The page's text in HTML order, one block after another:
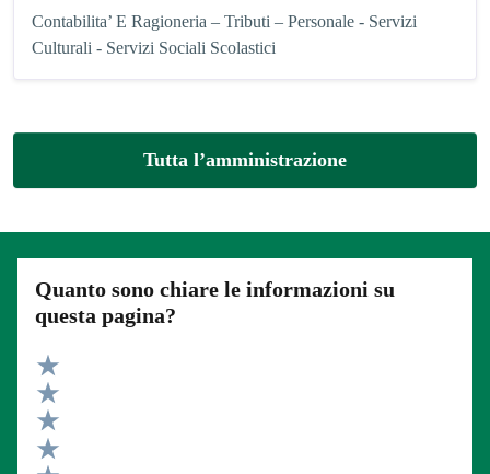
Contabilita’ E Ragioneria – Tributi – Personale - Servizi
Culturali - Servizi Sociali Scolastici
Tutta l’amministrazione
Quanto sono chiare le informazioni su
questa pagina?
Valuta 5 stelle su 5
Valuta 4 stelle su 5
Valuta 3 stelle su 5